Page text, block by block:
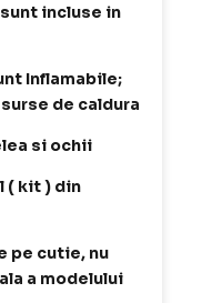
incluse in
Inflamabile;
de caldura
si ochii
( kit ) din
pe cutie, nu
a modelului